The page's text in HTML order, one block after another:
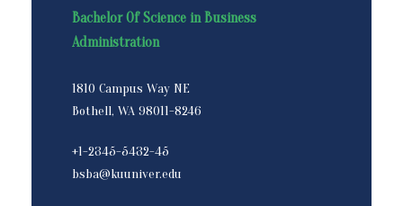
Bachelor Of Science in Business
Administration
1810 Campus Way NE
Bothell, WA 98011-8246
+1-2345-5432-45
bsba@kuuniver.edu